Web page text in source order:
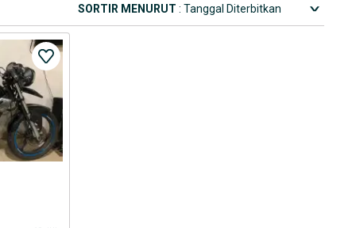
SORTIR MENURUT : Tanggal Diterbitkan